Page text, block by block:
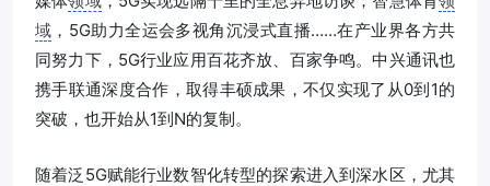
域 ，5G助力全运会多视角沉浸式直播……在产业界各方共
同努力下，5G行业应用百花齐放、百家争鸣。中兴通讯也
携手联通深度合作，取得丰硕成果，不仅实现了从0到1的
突破，也开始从1到N的复制。
随着泛5G赋能行业数智化转型的探索进入到深水区，尤其